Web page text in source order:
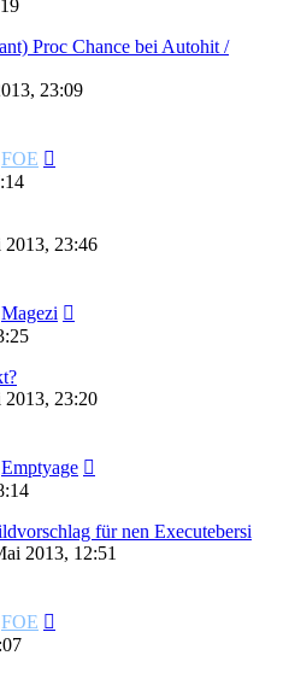
Proc Chance bei Autohit /
23:09
FOE
23:46
Magezi
23:20
Emptyage
für nen Executebersi
2013, 12:51
FOE